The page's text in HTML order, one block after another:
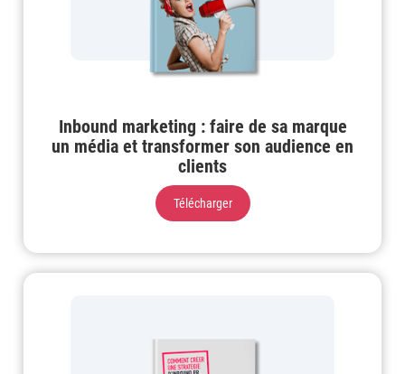
Inbound marketing : faire de sa marque
un média et transformer son audience en
clients
Télécharger